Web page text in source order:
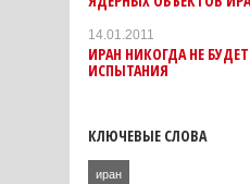
14.01.2011
ИРАН НИКОГДА НЕ
ИСПЫТАНИЯ
КЛЮЧЕВЫЕ СЛОВА
иран